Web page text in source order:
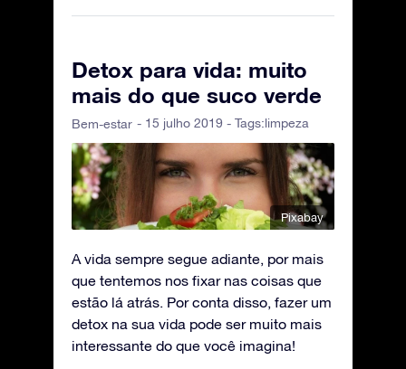
Detox para vida: muito
mais do que suco verde
Bem-estar - 15 julho 2019 - Tags:limpeza
Pixabay
A vida sempre segue adiante, por mais
que tentemos nos fixar nas coisas que
estão lá atrás. Por conta disso, fazer um
detox na sua vida pode ser muito mais
interessante do que você imagina!